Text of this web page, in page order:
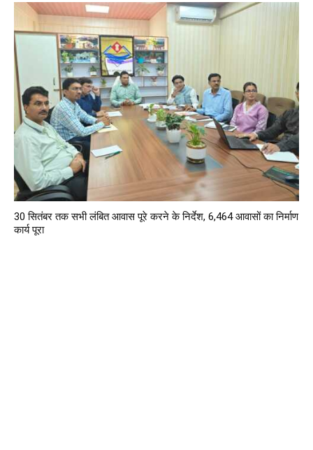
30 सितंबर तक सभी लंबित आवास पूरे करने के निर्देश, 6,464 आवासों का निर्माण
कार्य पूरा